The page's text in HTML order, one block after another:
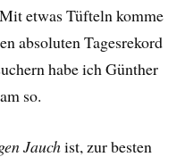
etwas Tüfteln komme
absoluten Tagesrekord
habe ich Günther
so.
Jauchist, zur besten